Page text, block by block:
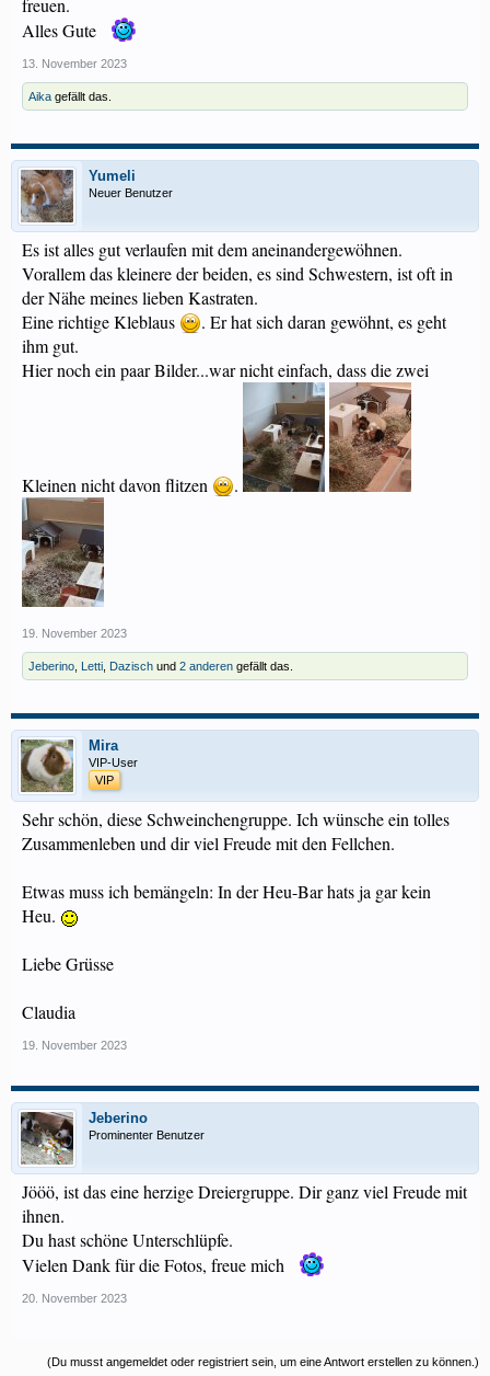
freuen.
Alles Gute
13. November 2023
Aika gefällt das.
Yumeli
Neuer Benutzer
Es ist alles gut verlaufen mit dem aneinandergewöhnen.
Vorallem das kleinere der beiden, es sind Schwestern, ist oft in
der Nähe meines lieben Kastraten.
Eine richtige Kleblaus
. Er hat sich daran gewöhnt, es geht
ihm gut.
Hier noch ein paar Bilder...war nicht einfach, dass die zwei
Kleinen nicht davon flitzen .
19. November 2023
Jeberino Letti Dazisch und 2 anderen gefällt das.
Mira
VIP-User
VIP
Sehr schön, diese Schweinchengruppe. Ich wünsche ein tolles
Zusammenleben und dir viel Freude mit den Fellchen.
Etwas muss ich bemängeln: In der Heu-Bar hats ja gar kein
Heu.
Liebe Grüsse
Claudia
19. November 2023
Jeberino
Prominenter Benutzer
Jööö, ist das eine herzige Dreiergruppe. Dir ganz viel Freude mit
ihnen.
Du hast schöne Unterschlüpfe.
Vielen Dank für die Fotos, freue mich
20. November 2023
(Du musst angemeldet oder registriert sein, um eine Antwort erstellen zu können.)